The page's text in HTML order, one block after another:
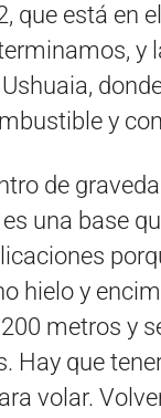
que está en
y
y
de
una base
hielo y
metros y
Hay que
volar.